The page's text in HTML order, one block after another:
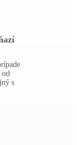
od
s